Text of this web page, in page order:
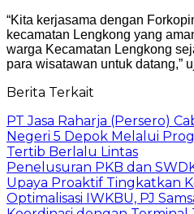
“Kita kerjasama dengan
kecamatan Lengkong yang
warga Kecamatan Lengkong
para wisatawan untuk datang,”
Berita Terkait
PT Jasa Raharja (Persero)
Negeri 5 Depok Melalui
Tertib Berlalu Lintas
Penelusuran PKB dan
Upaya Proaktif Tingkatkan
Optimalisasi IWKBU, PJ